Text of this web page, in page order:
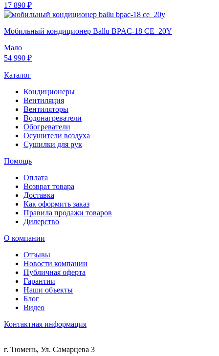
17 890 ₽
Мобильный кондиционер Ballu BPAC-18 CE_20Y
Мало
54 990 ₽
Каталог
Кондиционеры
Вентиляция
Вентиляторы
Водонагреватели
Обогреватели
Осушители воздуха
Сушилки для рук
Помощь
Оплата
Возврат товара
Доставка
Как оформить заказ
Правила продажи товаров
Дилерство
О компании
Отзывы
Новости компании
Публичная оферта
Гарантии
Наши объекты
Блог
Видео
Контактная информация
г. Тюмень, Ул. Самарцева 3